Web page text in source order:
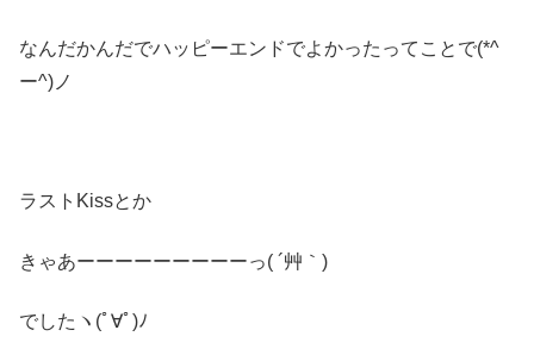
なんだかんだでハッピーエンドでよかったってことで(*^
ー^)ノ
ラストKissとか
きゃあーーーーーーーーーっ( ´艸｀)
でしたヽ(ﾟ∀ﾟ)ﾉ